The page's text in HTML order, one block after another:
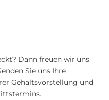
Dann freuen wir uns
Sie uns Ihre
Gehaltsvorstellung und